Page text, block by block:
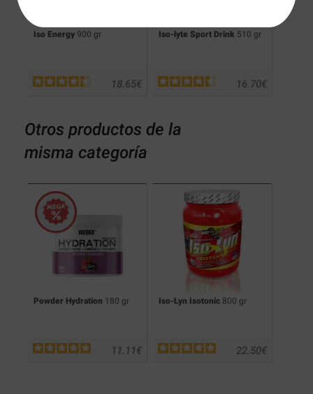
Iso Energy 900 gr
€
18.65
Iso-lyte Sport Drink 510 gr
€
16.70
Otros productos de la
misma categoría
Powder Hydration 180 gr
€
11.11
Iso-Lyn Isotonic 800 gr
€
22.50